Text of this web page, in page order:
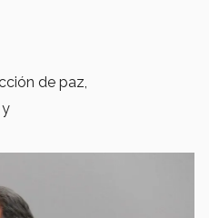
de paz,